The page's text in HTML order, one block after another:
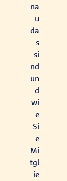
na
u
da
s
si
nd
un
d
wi
e
Si
e
Mi
tgl
ie